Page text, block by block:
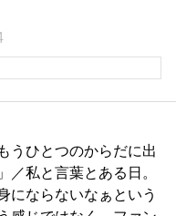
うひとつのからだに出
／私と言葉とある日。
にならないなぁという